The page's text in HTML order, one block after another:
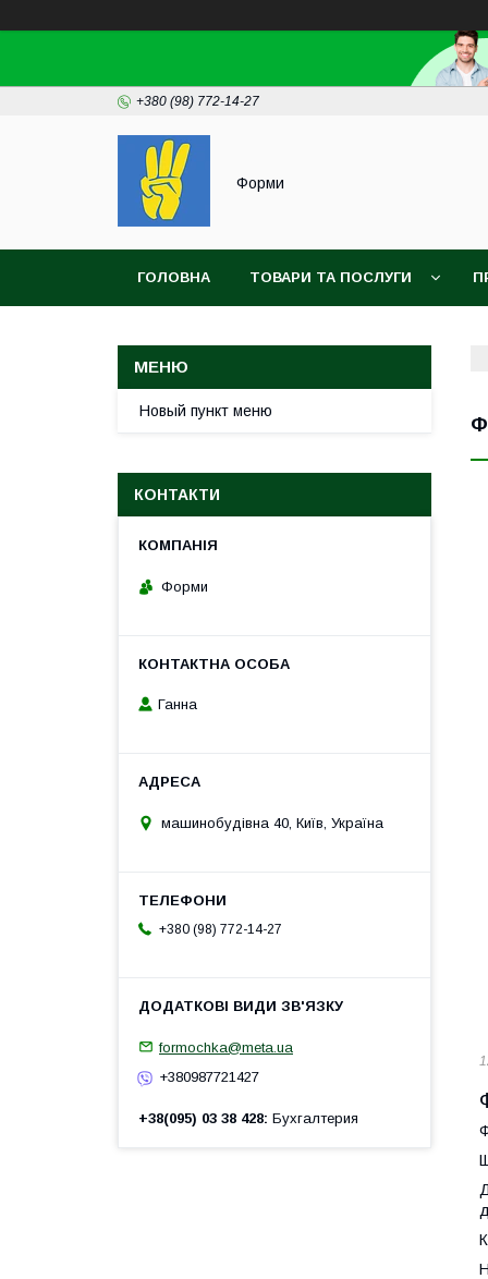
+380 (98) 772-14-27
Форми
ГОЛОВНА ТОВАРИ ТА ПОСЛУГИ
Новый пункт меню
КОНТАКТИ
Форми
Ганна
машинобудівна 40, Київ, Україна
+380 (98) 772-14-27
formochka@meta.ua
+380987721427
+38(095) 03 38 428 Бухгалтерия